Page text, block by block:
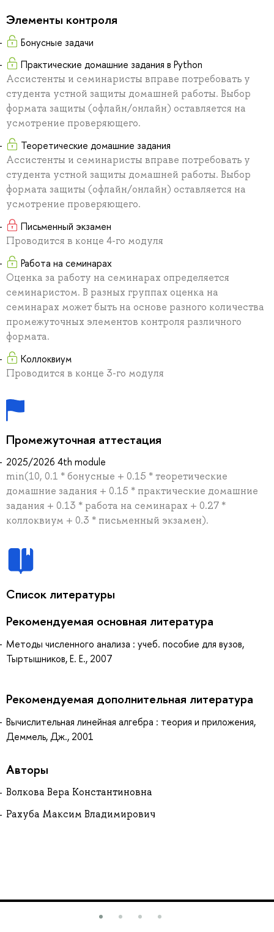
Элементы контроля
Бонусные задачи
Практические домашние задания в Python
Ассистенты и семинаристы вправе потребовать у
студента устной защиты домашней работы. Выбор
формата защиты (офлайн/онлайн) оставляется на
усмотрение проверяющего.
Теоретические домашние задания
Ассистенты и семинаристы вправе потребовать у
студента устной защиты домашней работы. Выбор
формата защиты (офлайн/онлайн) оставляется на
усмотрение проверяющего.
Письменный экзамен
Проводится в конце 4-го модуля
Работа на семинарах
Оценка за работу на семинарах определяется
семинаристом. В разных группах оценка на
семинарах может быть на основе разного количества
промежуточных элементов контроля различного
формата.
Коллоквиум
Проводится в конце 3-го модуля
Промежуточная аттестация
2025/2026 4th module
min(10, 0.1 * бонусные + 0.15 * теоретические
домашние задания + 0.15 * практические домашние
задания + 0.13 * работа на семинарах + 0.27 *
коллоквиум + 0.3 * письменный экзамен).
Список литературы
Рекомендуемая основная литература
Методы численного анализа : учеб. пособие для вузов,
Тыртышников, Е. Е., 2007
Рекомендуемая дополнительная литература
Вычислительная линейная алгебра : теория и приложения,
Деммель, Дж., 2001
Авторы
Волкова Вера Константиновна
Рахуба Максим Владимирович